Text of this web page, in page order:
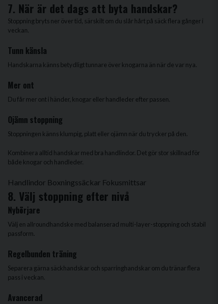
7. När är det dags att byta handskar?
Stoppning bryts ner över tid, särskilt om du slår hårt på säck flera gånger i
veckan.
Tunn känsla
Handskarna känns betydligt tunnare över knogarna än när de var nya.
Mer ont
Du får mer ont i händer, knogar eller handleder efter passen.
Ojämn stoppning
Stoppningen känns klumpig, platt eller ojämn när du trycker på den.
Kombinera alltid handskar med bra handlindor. Det gör stor skillnad för
både knogar och handleder.
Handlindor Boxningssäckar Fokusmittsar
8. Välj stoppning efter nivå
Nybörjare
Välj en allroundhandske med balanserad multi-layer-stoppning och stabil
passform.
Regelbunden träning
Separera gärna säckhandskar och sparringhandskar om du tränar flera
pass i veckan.
Avancerad